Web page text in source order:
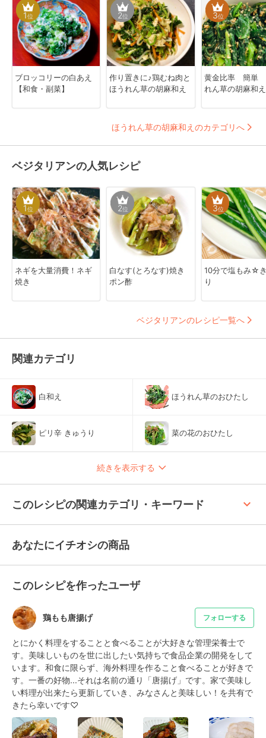
1位
ブロッコリーの白あえ
【和食・副菜】
2位
作り置きに♪鶏むね肉と
ほうれん草の胡麻和え
3位
黄金比率 簡単
れん草の胡麻和え
ほうれん草の胡麻和えのカテゴリへ
ベジタリアンの人気レシピ
1位
ネギを大量消費！ネギ
焼き
2位
白なす(とろなす)焼き
ポン酢
3位
10分で塩もみ☆
り
ベジタリアンのレシピ一覧へ
関連カテゴリ
白和え ほうれん草のおひたし
ピリ辛 きゅうり 菜の花のおひたし
続きを表示する
このレシピの関連カテゴリ・キーワード keyboard_arrow_up
あなたにイチオシの商品
このレシピを作ったユーザ
鶏もも唐揚げ フォローする
とにかく料理をすることと食べることが大好きな管理栄養士で
す。美味しいものを世に出したい気持ちで食品企業の開発をして
います。和食に限らず、海外料理を作ること食べることが好きで
す。一番の好物...それは名前の通り「唐揚げ」です。家で美味し
い料理が出来たら更新していき、みなさんと美味しい！を共有で
きたら幸いです♡